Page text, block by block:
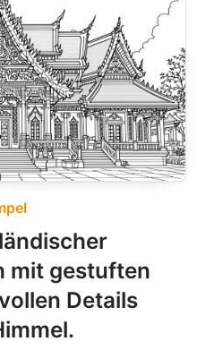
mit gestuften
Details